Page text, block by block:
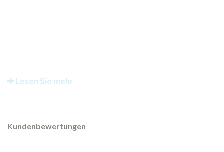
Lesen Sie mehr
Kundenbewertungen